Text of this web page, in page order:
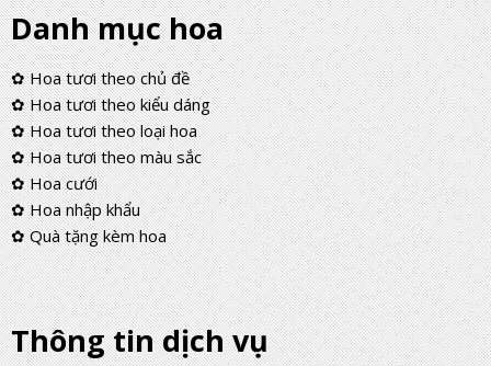
Danh mục hoa
✿ Hoa tươi theo chủ đề
✿ Hoa tươi theo kiểu dáng
✿ Hoa tươi theo loại hoa
✿ Hoa tươi theo màu sắc
✿ Hoa cưới
✿ Hoa nhập khẩu
✿ Quà tặng kèm hoa
Thông tin dịch vụ